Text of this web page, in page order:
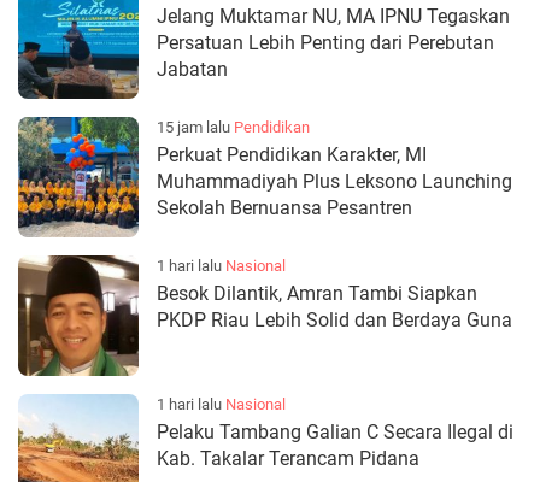
Jelang Muktamar NU, MA IPNU Tegaskan
Persatuan Lebih Penting dari Perebutan
Jabatan
15 jam lalu Pendidikan
Perkuat Pendidikan Karakter, MI
Muhammadiyah Plus Leksono Launching
Sekolah Bernuansa Pesantren
1 hari lalu Nasional
Besok Dilantik, Amran Tambi Siapkan
PKDP Riau Lebih Solid dan Berdaya Guna
1 hari lalu Nasional
Pelaku Tambang Galian C Secara Ilegal di
Kab. Takalar Terancam Pidana